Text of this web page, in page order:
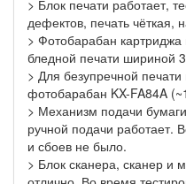
> Блок печати работает,
дефектов, печать чёткая,
> Фотобарабан
бледной печати шириной
> Для безупречной
фотобарабан KX-FA84A
> Механизм подачи
ручной подачи работает.
и сбоев не было.
> Блок сканера, сканер и